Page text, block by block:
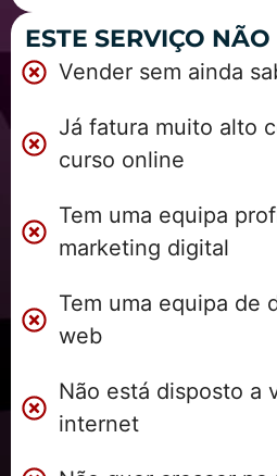
ESTE SERVIÇO
Vender sem ainda
Já fatura muito alto
curso online
Tem uma equipa
marketing digital
Tem uma equipa de
web
Não está disposto a
internet